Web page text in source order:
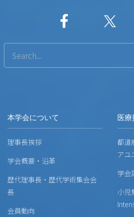
本学会について
理事長挨拶
学会概要・沿革
歴代理事長・歴代学術集会会
長
会員動向
医療
都道
アユ
学会
小児